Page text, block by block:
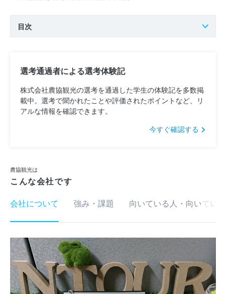
目次
選考通過者による選考体験記
株式会社農協観光の選考を通過した学生の体験記を多数掲
載中。選考で聞かれたことや評価されたポイントなど、リ
アルな情報を確認できます。
今すぐ確認する
農協観光は
こんな会社です
会社について
強み・課題 向いている人・向いてい